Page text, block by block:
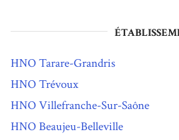
HNO Tarare-Grandris
HNO Trévoux
HNO Villefranche-Sur-Saône
HNO Beaujeu-Belleville